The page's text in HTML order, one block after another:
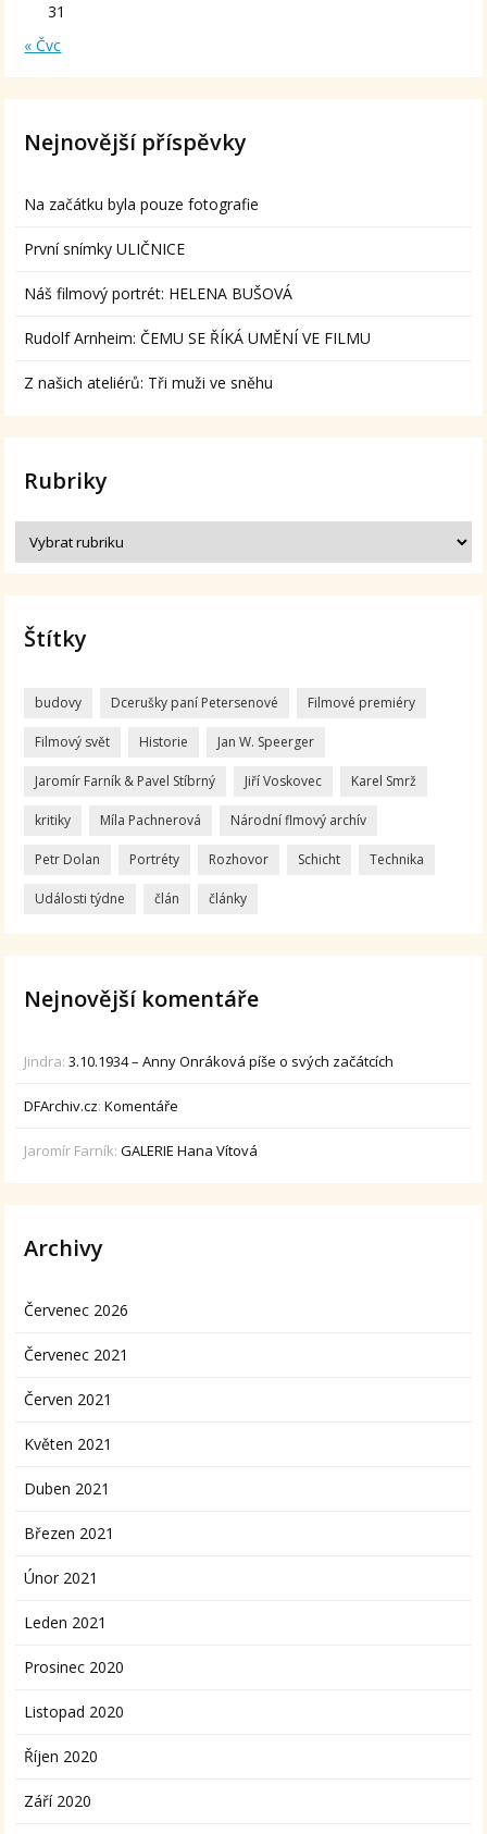
31
« Čvc
Nejnovější příspěvky
Na začátku byla pouze fotografie
První snímky ULIČNICE
Náš filmový portrét: HELENA BUŠOVÁ
Rudolf Arnheim: ČEMU SE ŘÍKÁ UMĚNÍ VE FILMU
Z našich ateliérů: Tři muži ve sněhu
Rubriky
Štítky
budovy Dcerušky paní Petersenové Filmové premiéry
Filmový svět Historie Jan W. Speerger
Jaromír Farník & Pavel Stíbrný Jiří Voskovec Karel Smrž
kritiky Míla Pachnerová Národní flmový archív
Petr Dolan Portréty Rozhovor Schicht Technika
Události týdne člán články
Nejnovější komentáře
Jindra:3.10.1934 – Anny Onráková píše o svých začátcích
DFArchiv.cz:Komentáře
Jaromír Farník:GALERIE Hana Vítová
Archivy
Červenec 2026
Červenec 2021
Červen 2021
Květen 2021
Duben 2021
Březen 2021
Únor 2021
Leden 2021
Prosinec 2020
Listopad 2020
Říjen 2020
Září 2020